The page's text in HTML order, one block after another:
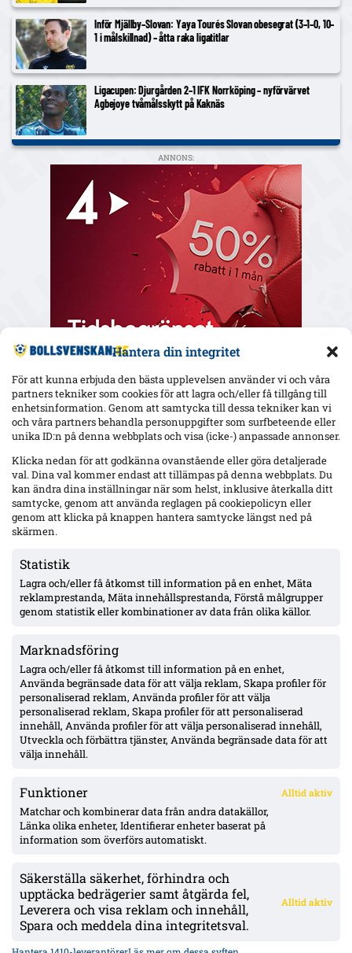
Hantera din integritet
För att kunna erbjuda den bästa upplevelsen använder vi och våra
partners tekniker som cookies för att lagra och/eller få tillgång till
enhetsinformation. Genom att samtycka till dessa tekniker kan vi
och våra partners behandla personuppgifter som surfbeteende eller
unika ID:n på denna webbplats och visa (icke-) anpassade annonser.
Klicka nedan för att godkänna ovanstående eller göra detaljerade
val. Dina val kommer endast att tillämpas på denna webbplats. Du
kan ändra dina inställningar när som helst, inklusive återkalla ditt
samtycke, genom att använda reglagen på cookiepolicyn eller
genom att klicka på knappen hantera samtycke längst ned på
skärmen.
Statistik
Lagra och/eller få åtkomst till information på en enhet, Mäta
reklamprestanda, Mäta innehållsprestanda, Förstå målgrupper
genom statistik eller kombinationer av data från olika källor.
Marknadsföring
Lagra och/eller få åtkomst till information på en enhet,
Använda begränsade data för att välja reklam, Skapa profiler för
personaliserad reklam, Använda profiler för att välja
personaliserad reklam, Skapa profiler för att personaliserad
innehåll, Använda profiler för att välja personaliserad innehåll,
Utveckla och förbättra tjänster, Använda begränsade data för att
välja innehåll.
Funktioner Alltid aktiv
Matchar och kombinerar data från andra datakällor,
Länka olika enheter, Identifierar enheter baserat på
information som överförs automatiskt.
Säkerställa säkerhet, förhindra och
upptäcka bedrägerier samt åtgärda fel,
Leverera och visa reklam och innehåll,
Spara och meddela dina integritetsval.
Alltid aktiv
Inför Mjällby–Slovan: Yaya Tourés Slovan obesegrat (3–1–0, 10–
1 i målskillnad) – åtta raka ligatitlar
Ligacupen: Djurgården 2–1 IFK Norrköping – nyförvärvet
Agbejoye tvåmålsskytt på Kaknäs
ANNONS:
Senaste
och startaktuell inför ECL-kvalet
Officiellt: Djurgården lånar ut Leon Hien till Tromsö IL – sex
AIK:s Martin Ellingsen skadad igen – vaden, rehab i gym och
fortsatt väntan på allsvensk debut
Filling bekräftar förlängningsvilja med AIK – nobbade England
enligt Aftonbladet
Thern trycker på målvaktsvärvning i Mjällby – ifrågasätter
Wallinder: ”inte tillräckligt bra för ett topplag”
ÖVERSIKT
Nyheter & Reportage
Spelarbetyg
KONTAKT
kontakt@bollsvenskan.se
redaktionen@bollsvenskan.se
jobb@bollsvenskan.se